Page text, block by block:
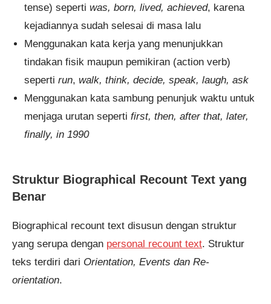
tense) seperti was, born, lived, achieved, karena
kejadiannya sudah selesai di masa lalu
Menggunakan kata kerja yang menunjukkan
tindakan fisik maupun pemikiran (action verb)
seperti run, walk, think, decide, speak, laugh, ask
Menggunakan kata sambung penunjuk waktu untuk
menjaga urutan seperti first, then, after that, later,
finally, in 1990
Struktur Biographical Recount Text yang
Benar
Biographical recount text disusun dengan struktur
yang serupa dengan personal recount text. Struktur
teks terdiri dari Orientation, Events dan Re-
orientation.